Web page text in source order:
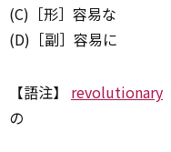
(C)［形］容易な
(D)［副］容易に
【語注】 revolutionary
の